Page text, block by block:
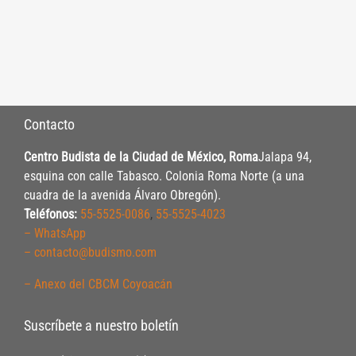
Contacto
Centro Budista de la Ciudad de México, RomaJalapa 94,
esquina con calle Tabasco. Colonia Roma Norte (a una
cuadra de la avenida Álvaro Obregón).
Teléfonos: 55-5525-0086, 55-5525-4023
– WhatsApp
– contacto@budismo.com
– Anexo del CBCM Coyoacán
Suscríbete a nuestro boletín